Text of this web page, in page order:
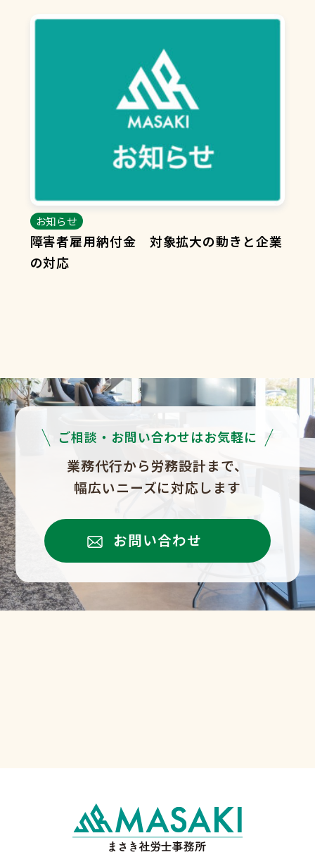
お知らせ
障害者雇用納付金 対象拡大の動きと企業
の対応
ご相談・お問い合わせはお気軽に
業務代行から労務設計まで、
幅広いニーズに対応します
お問い合わせ